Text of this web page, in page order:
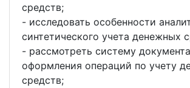
средств;
- исследовать особенности
синтетического учета денежных
- рассмотреть систему
оформления операций по учету
средств;